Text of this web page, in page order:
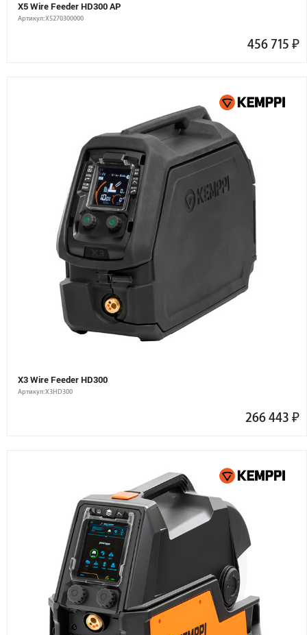
X5 Wire Feeder HD300 AP
Артикул: X5270300000
456 715 ₽
X3 Wire Feeder HD300
Артикул: X3HD300
266 443 ₽